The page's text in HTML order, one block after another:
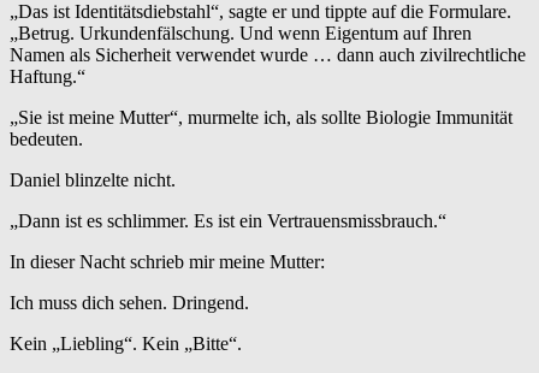
„Das ist Identitätsdiebstahl“, sagte er und tippte auf die Formulare.
„Betrug. Urkundenfälschung. Und wenn Eigentum auf Ihren
Namen als Sicherheit verwendet wurde … dann auch zivilrechtliche
Haftung.“
„Sie ist meine Mutter“, murmelte ich, als sollte Biologie Immunität
bedeuten.
Daniel blinzelte nicht.
„Dann ist es schlimmer. Es ist ein Vertrauensmissbrauch.“
In dieser Nacht schrieb mir meine Mutter:
Ich muss dich sehen. Dringend.
Kein „Liebling“. Kein „Bitte“.